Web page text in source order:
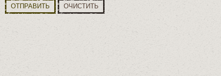
ОТПРАВИТЬ ОЧИСТИТЬ